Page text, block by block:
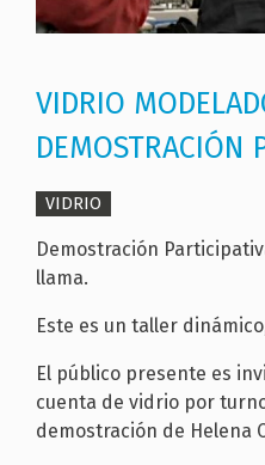
VIDRIO
DEMOSTRACIÓN
VIDRIO
Demostración
llama.
Este es un taller
El público presente es
cuenta de vidrio por
demostración de Helena